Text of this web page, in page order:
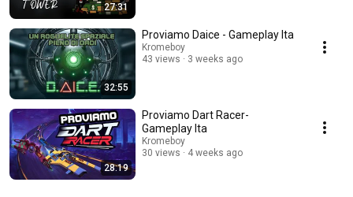
27:31
32:55
Proviamo Daice - Gameplay Ita
Kromeboy
43 views
3 weeks ago
28:19
Proviamo Dart Racer-
Gameplay Ita
Kromeboy
30 views
4 weeks ago